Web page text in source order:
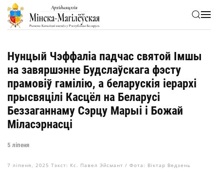
Skip to main content
Нунцый Чэффаліа падчас святой Імшы
на завяршэнне Будслаўскага фэсту
прамовіў гамілію, а беларускія іерархі
прысвяцілі Касцёл на Беларусі
Беззаганнаму Сэрцу Марыі і Божай
Міласэрнасці
5 ліпеня
7 ліпеня, 2025 Тэкст: Кс. Павел Эйсмант / Фота: Віктар Ведзень